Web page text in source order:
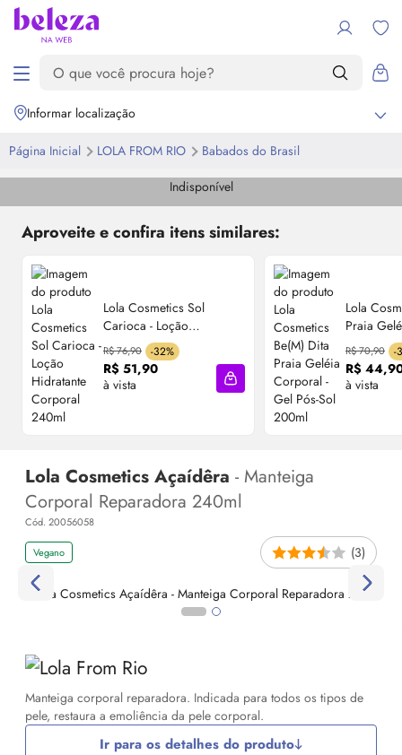
Informar localização
Página Inicial LOLA FROM RIO
Babados do Brasil
Indisponível
Aproveite e confira itens similares:
Lola Cosmetics Sol
Carioca - Loção
Hidratante Corporal
240ml
R$ 76,90 -32%
R$ 51,90
à vista
Adicionar à sacola
Lola
Praia
Gel Pós-
R$ 70,90 -
R$
à vista
Lola Cosmetics Açaídêra - Manteiga
Corporal Reparadora 240ml
Cód. 20056058
Vegano (3)
Manteiga corporal reparadora. Indicada para todos os tipos de
pele, restaura a emoliência da pele corporal.
Ir para os detalhes do produto